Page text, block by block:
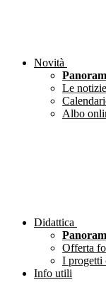
Novità
Le notizie
Albo
Didattica
Offerta
I progetti
Info utili